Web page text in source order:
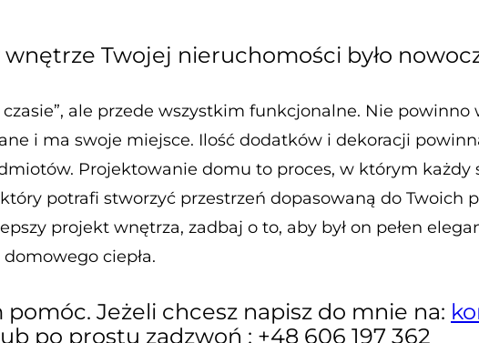
wnętrze Twojej nieruchomości było
ale przede wszystkim funkcjonalne. Nie
i ma swoje miejsce. Ilość dodatków i dekoracji
Projektowanie domu to proces, w którym każdy
potrafi stworzyć przestrzeń dopasowaną do Twoich
projekt wnętrza, zadbaj o to, aby był on pełen
ciepła.
Jeżeli chcesz napisz do mnie na:
po prostu zadzwoń : +48 606 197 362